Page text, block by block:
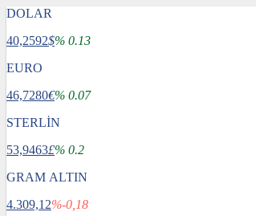
DOLAR
40,2592$% 0.13
EURO
46,7280€% 0.07
STERLİN
53,9463£% 0.2
GRAM ALTIN
4.309,12%-0,18